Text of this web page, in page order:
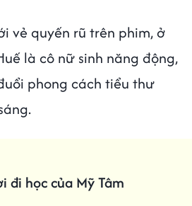
vẻ quyến rũ trên phim, ở
là cô nữ sinh năng động,
phong cách tiểu thư
đi học của Mỹ Tâm